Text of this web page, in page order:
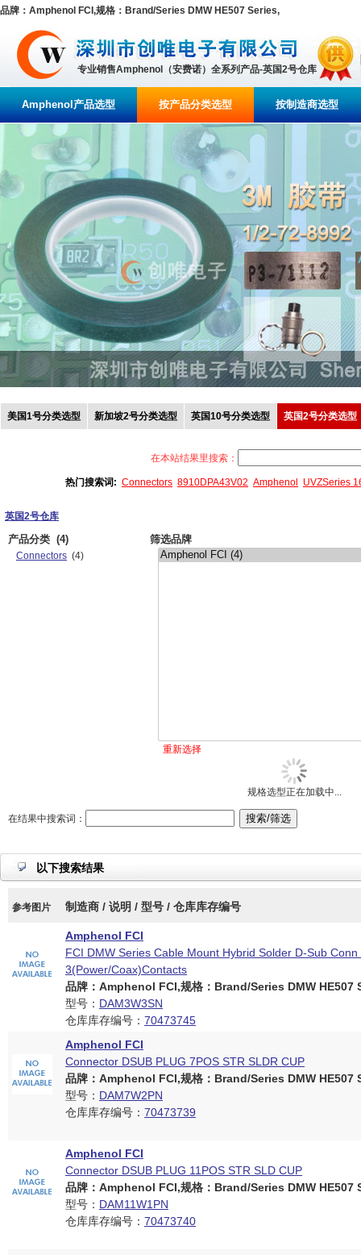
品牌：Amphenol FCI,规格：Brand/Series DMW HE507 Series,
专业销售Amphenol（安费诺）全系列产品-英国2号仓库
Amphenol产品选型 按产品分类选型 按制造商选型
美国1号分类选型 新加坡2号分类选型 英国10号分类选型 英国2号分类选型
在本站结果里搜索：
热门搜索词: Connectors 8910DPA43V02 Amphenol UVZSeries
英国2号仓库
产品分类 (4)
Connectors (4)
筛选品牌
重新选择
规格选型正在加载中...
在结果中搜索词：
以下搜索结果
参考图片 制造商 / 说明 / 型号 / 仓库库存编号
Amphenol FCI
FCI DMW Series Cable Mount Hybrid Solder D-Sub Conn
3(Power/Coax)Contacts
品牌：Amphenol FCI,规格：Brand/Series DMW HE507
型号： DAM3W3SN
仓库库存编号： 70473745
Amphenol FCI
Connector DSUB PLUG 7POS STR SLDR CUP
品牌：Amphenol FCI,规格：Brand/Series DMW HE507
型号： DAM7W2PN
仓库库存编号： 70473739
Amphenol FCI
Connector DSUB PLUG 11POS STR SLD CUP
品牌：Amphenol FCI,规格：Brand/Series DMW HE507
型号： DAM11W1PN
仓库库存编号： 70473740